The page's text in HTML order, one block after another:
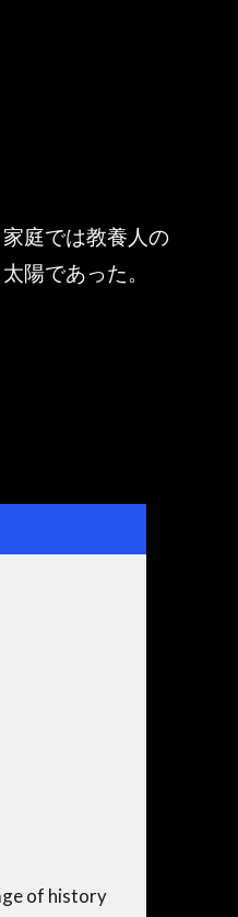
庭では教養人の
陽であった。
of history